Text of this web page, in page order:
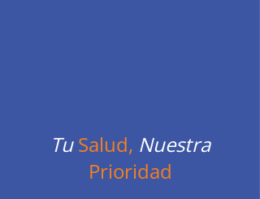
Tu Salud, Nuestra
Prioridad